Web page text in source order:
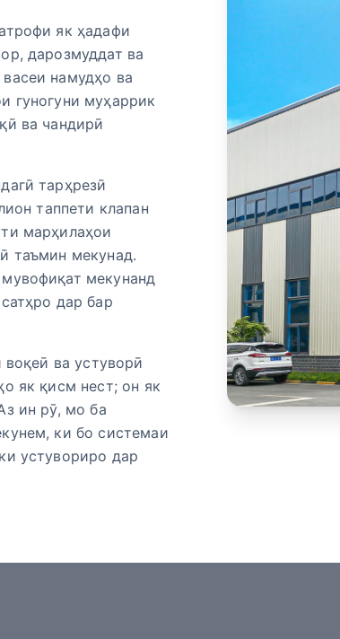
як ҳадафи
дарозмуддат ва
намудҳо ва
гуногуни муҳаррик
ва чандирӣ
тарҳрезӣ
таппети клапан
марҳилаҳои
таъмин мекунад.
мекунанд
дар бар
ва устуворӣ
як қисм нест; он як
ин рӯ, мо ба
ки бо системаи
устувориро дар